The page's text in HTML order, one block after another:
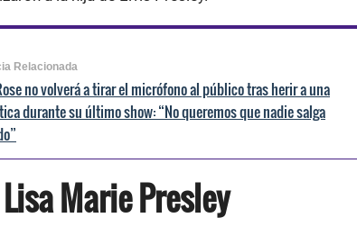
Relacionada
no volverá a tirar el micrófono al público tras herir a una
durante su último show: “No queremos que nadie salga
Marie Presley